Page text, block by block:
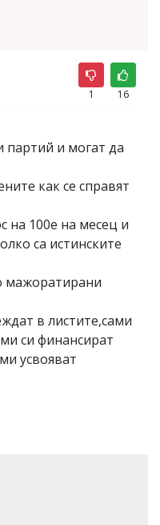
1 16
партий и могат да
как се справят
на 100е на месец и
са истинските
мажоратирани
в листите,сами
си финансират
усвояват